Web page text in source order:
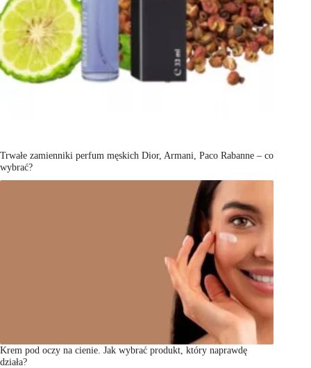
Trwałe zamienniki perfum męskich Dior, Armani, Paco Rabanne – co
wybrać?
Krem pod oczy na cienie. Jak wybrać produkt, który naprawdę
działa?